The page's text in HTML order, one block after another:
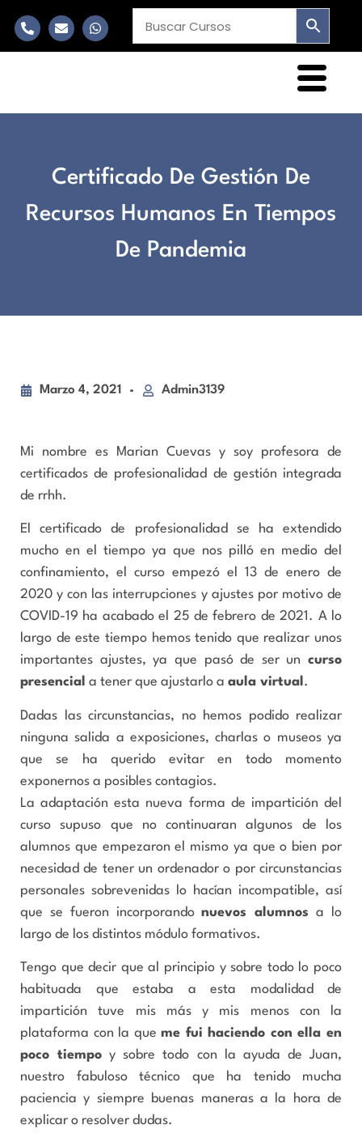
Certificado De Gestión De
Recursos Humanos En Tiempos
De Pandemia
Marzo 4, 2021 Admin3139
Mi nombre es Marian Cuevas y soy profesora de
certificados de profesionalidad de gestión integrada
de rrhh.
El certificado de profesionalidad se ha extendido
mucho en el tiempo ya que nos pilló en medio del
confinamiento, el curso empezó el 13 de enero de
2020 y con las interrupciones y ajustes por motivo de
COVID-19 ha acabado el 25 de febrero de 2021. A lo
largo de este tiempo hemos tenido que realizar unos
importantes ajustes, ya que pasó de ser un curso
presencial a tener que ajustarlo a aula virtual .
Dadas las circunstancias, no hemos podido realizar
ninguna salida a exposiciones, charlas o museos ya
que se ha querido evitar en todo momento
exponernos a posibles contagios.
La adaptación esta nueva forma de impartición del
curso supuso que no continuaran algunos de los
alumnos que empezaron el mismo ya que o bien por
necesidad de tener un ordenador o por circunstancias
personales sobrevenidas lo hacían incompatible, así
que se fueron incorporandonuevos alumnos a lo
largo de los distintos módulo formativos.
Tengo que decir que al principio y sobre todo lo poco
habituada que estaba a esta modalidad de
impartición tuve mis más y mis menos con la
plataforma con la queme fui haciendo con ella en
poco tiempo y sobre todo con la ayuda de Juan,
nuestro fabuloso técnico que ha tenido mucha
paciencia y siempre buenas maneras a la hora de
explicar o resolver dudas.